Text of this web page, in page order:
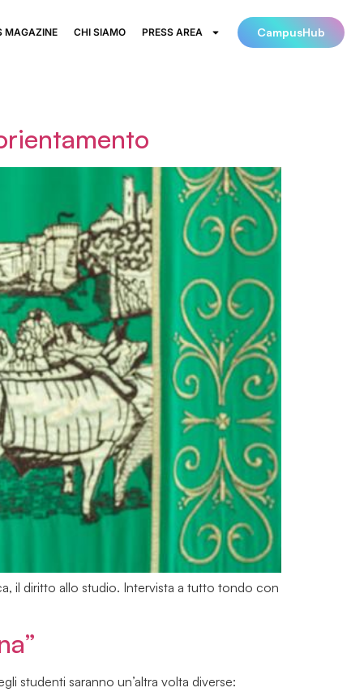
MAGAZINE CHI SIAMO PRESS AREA CampusHub
il diritto allo studio. Intervista a tutto tondo con
studenti saranno un’altra volta diverse: